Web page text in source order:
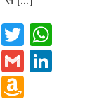
Copy
Link
Gmail
Telegram